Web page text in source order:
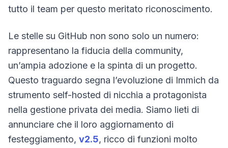
tutto il team per questo meritato riconoscimento.
Le stelle su GitHub non sono solo un numero:
rappresentano la fiducia della community,
un’ampia adozione e la spinta di un progetto.
Questo traguardo segna l’evoluzione di Immich da
strumento self-hosted di nicchia a protagonista
nella gestione privata dei media. Siamo lieti di
annunciare che il loro aggiornamento di
festeggiamento, v2.5, ricco di funzioni molto